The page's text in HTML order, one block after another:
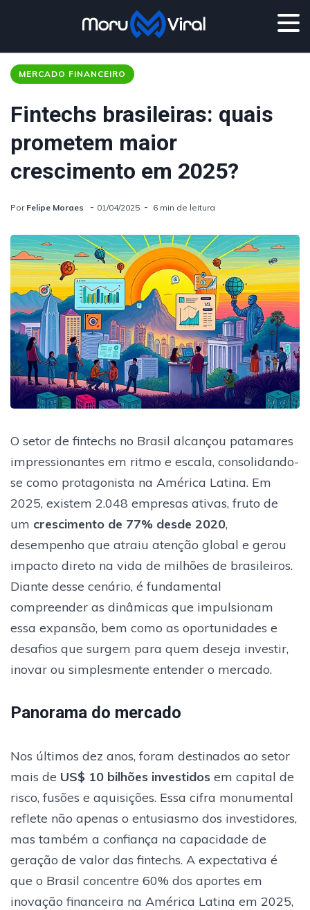
MERCADO FINANCEIRO
Fintechs brasileiras: quais
prometem maior
crescimento em 2025?
Por Felipe Moraes 01/04/2025 6 min de leitura
O setor de fintechs no Brasil alcançou patamares
impressionantes em ritmo e escala, consolidando-
se como protagonista na América Latina. Em
2025, existem 2.048 empresas ativas, fruto de
um crescimento de 77% desde 2020,
desempenho que atraiu atenção global e gerou
impacto direto na vida de milhões de brasileiros.
Diante desse cenário, é fundamental
compreender as dinâmicas que impulsionam
essa expansão, bem como as oportunidades e
desafios que surgem para quem deseja investir,
inovar ou simplesmente entender o mercado.
Panorama do mercado
Nos últimos dez anos, foram destinados ao setor
mais de US$ 10 bilhões investidos em capital de
risco, fusões e aquisições. Essa cifra monumental
reflete não apenas o entusiasmo dos investidores,
mas também a confiança na capacidade de
geração de valor das fintechs. A expectativa é
que o Brasil concentre 60% dos aportes em
inovação financeira na América Latina em 2025,